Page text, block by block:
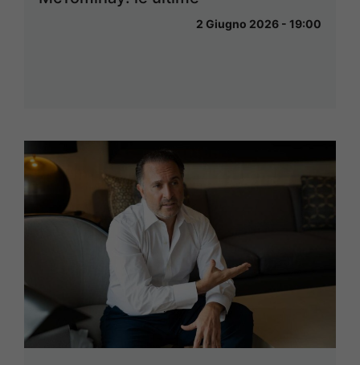
2 Giugno 2026 - 19:00